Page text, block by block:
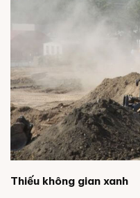
Thiếu không gian xanh